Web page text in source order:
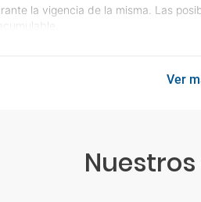
la vigencia de la misma. Las
Ver